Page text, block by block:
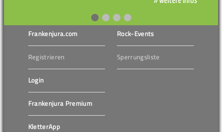
Frankenjura.com
Registrieren
Login
Frankenjura Premium
KletterApp
Rock-Events
Sperrungsliste